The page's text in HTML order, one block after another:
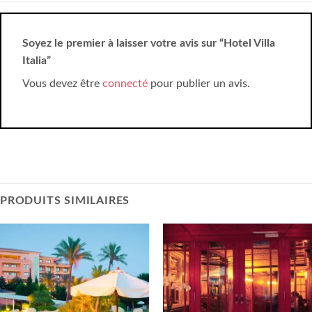
Soyez le premier à laisser votre avis sur “Hotel Villa
Italia”
Vous devez être connecté pour publier un avis.
PRODUITS SIMILAIRES